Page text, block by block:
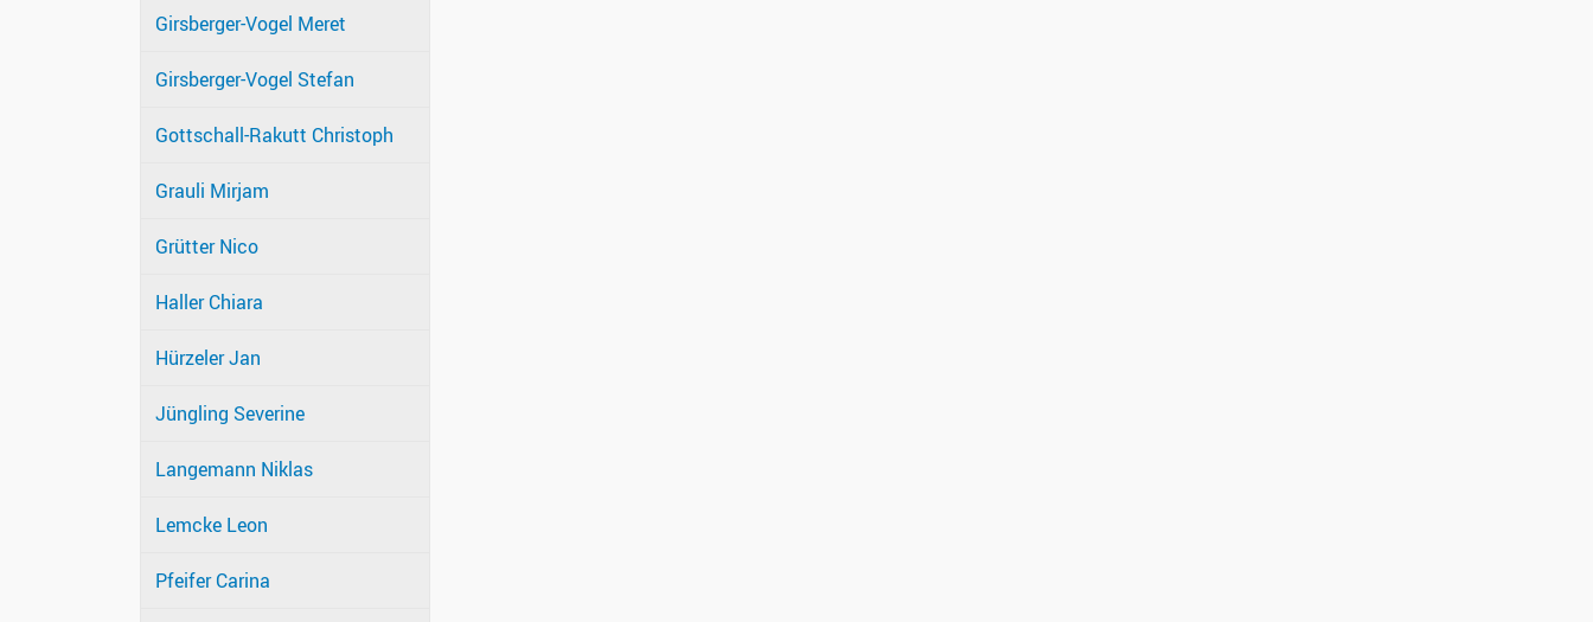
Girsberger-Vogel Meret
Girsberger-Vogel Stefan
Gottschall-Rakutt Christoph
Grauli Mirjam
Grütter Nico
Haller Chiara
Hürzeler Jan
Jüngling Severine
Langemann Niklas
Lemcke Leon
Pfeifer Carina